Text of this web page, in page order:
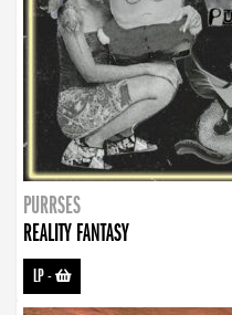
PURRSES
REALITY FANTASY
LP-